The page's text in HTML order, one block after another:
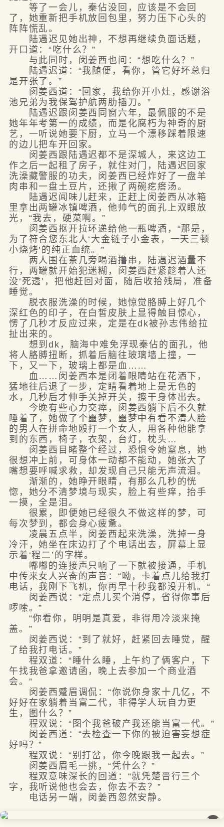
等了一会儿，秦佔没回，应该是不会回
了，她重新把手机放回包里，努力压下心头的
阵阵慌乱。
陆遇迟见她出神，不想再继续负面话题，
开口道：“吃什么？”
与此同时，闵姜西也问：“想吃什么？”
陆遇迟道：“我随便，看你，管它好坏总归
是开张了。”
闵姜西道：“回家，我给你开小灶，感谢浴
池兄弟为我保驾护航两肋插刀。”
陆遇迟跟闵姜西同窗六年，最佩服的不是
她年年考第一的成绩，而是化腐朽为神奇的厨
艺，一听说她要下厨，立马一个漂移踩着限速
的边儿把车开回家。
闵姜西跟陆遇迟都不是深城人，来这边工
作之后一起租了房子，就住对门，陆遇迟回家
洗澡藏警服的功夫，闵姜西已经炸好了一盘羊
肉串和一盘土豆片，还揪了两碗疙瘩汤。
陆遇迟闻味儿赶来，正赶上闵姜西从冰箱
里拿出两罐冰镇啤酒，他帅气的面孔上双眼放
光，“我去，硬菜啊。”
闵姜西抠开拉环递给他一瓶啤酒，“那是，
为了符合您东北人‘大金链子小金表，一天三顿
小烧烤’的纯正血统。”
两人围在茶几旁喝酒撸串，陆遇迟酒量不
行，两罐就开始犯迷糊，闵姜西赶紧趁着人还
没‘死透’，把他赶回对面，随后收拾残局，准备
睡觉。
脱衣服洗澡的时候，她惊觉胳膊上好几个
深红色的印子，在白皙皮肤上显得触目惊心，
愣了几秒才反应过来，定是在dk被孙志伟给拉
扯出来的。
想到dk，脑海中难免浮现秦佔的面孔，他
将人胳膊扭断，抓着后脑往玻璃墙上撞，一
下，又一下，玻璃上都是血……
血……闵姜西本是闭着眼睛站在花洒下，
猛地往后退了一步，定睛看着地上是无色的
水，几秒后才伸手关掉开关，擦干身体出去。
今晚有些心力交瘁，闵姜西躺下后不久就
睡着了，她做了个噩梦，噩梦中有看不清人脸
的男人在拼命地殴打一个女人，用各种他能拿
到的东西，椅子，衣架，台灯，枕头…
闵姜西目睹整个经过，恐惧令她窒息，她
很想冲上前，可身体一动都不能动，她张大了
嘴想要呼喊求救，却发现自己只能无声流泪。
渐渐的，她睁开眼睛，有那么几秒的恍
惚，她分不清梦境与现实，脸上有些痒，抬手
一摸，全是泪。
很累，即便她已经很久不做这样的梦，可
每次梦到，都会身心疲惫。
凌晨五点半，闵姜西起来洗澡，洗掉一身
冷汗，她坐在床边打了个电话出去，屏幕上显
示着‘程二’的字样。
嘟嘟的连接声只响了一下就被接通，手机
中传来女人兴奋的声音：“呦，卡着点儿给我打
电话，我刚下飞机，你再早十秒我都没开机。“
闵姜西说：“定点儿买个消停，省得你事后
啰嗦。”
“你看你，明明是真爱，非得用冷淡来掩
盖。”
闵姜西说：“到了就好，赶紧回去睡觉，醒
了给我打电话。”
程双道：“睡什么睡，上午约了俩客户，下
午找我爸拿邀请函，晚上去参加一个商业酒
会。”
闵姜西蹙眉调侃：“你说你身家十几亿，不
好好在家躺着当富二代，非得学人玩自力更
生，图什么？”
程双说：“图个我爸破产我还能当富一代。”
闵姜西道：“去检查一下你的被迫害妄想症
好吗？”
程双说：“别打岔，你今晚跟我一起去。”
闵姜西眉毛一挑，“凭什么？”
程双意味深长的回道：“就凭楚晋行三个
字，我听说他也会去，你去不去？”
电话另一端，闵姜西忽然安静。
��